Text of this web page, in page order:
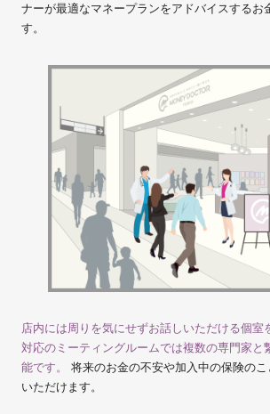
ナーが最適なマネープランをアドバイスするお
す。
店内には周りを気にせずお話しいただける個室
対応のミーティングルームでは複数の専門家と
能です。 将来のお金の不安や加入中の保険の
いただけます。